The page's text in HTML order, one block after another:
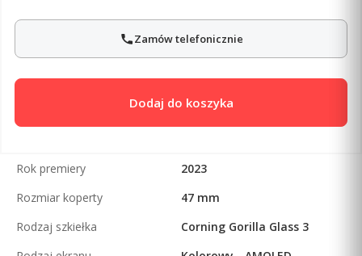
Zamów telefonicznie
Dodaj do koszyka
Rok premiery
2023
Rozmiar koperty
47 mm
Rodzaj szkiełka
Corning Gorilla Glass 3